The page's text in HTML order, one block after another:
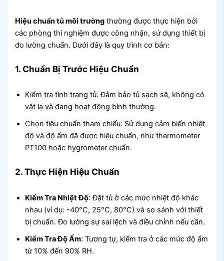
Hiệu chuẩn tủ môi trường thường được thực hiện bởi
các phòng thí nghiệm được công nhận, sử dụng thiết bị
đo lường chuẩn. Dưới đây là quy trình cơ bản:
1. Chuẩn Bị Trước Hiệu Chuẩn
Kiểm tra tình trạng tủ: Đảm bảo tủ sạch sẽ, không có
vật lạ và đang hoạt động bình thường.
Chọn tiêu chuẩn tham chiếu: Sử dụng cảm biến nhiệt
độ và độ ẩm đã được hiệu chuẩn, như thermometer
PT100 hoặc hygrometer chuẩn.
2. Thực Hiện Hiệu Chuẩn
Kiểm Tra Nhiệt Độ: Đặt tủ ở các mức nhiệt độ khác
nhau (ví dụ: -40°C, 25°C, 80°C) và so sánh với thiết
bị chuẩn. Đo lường sự sai lệch và điều chỉnh nếu cần.
Kiểm Tra Độ Ẩm: Tương tự, kiểm tra ở các mức độ ẩm
từ 10% đến 90% RH.